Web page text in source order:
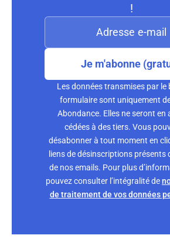
!
Je m'abonne
Les données transmises par le
formulaire sont uniquement
Abondance. Elles ne seront en
cédées à des tiers. Vous
désabonner à tout moment en
liens de désinscriptions présents
de nos emails. Pour plus
pouvez consulter l’intégralité de
de traitement de vos données